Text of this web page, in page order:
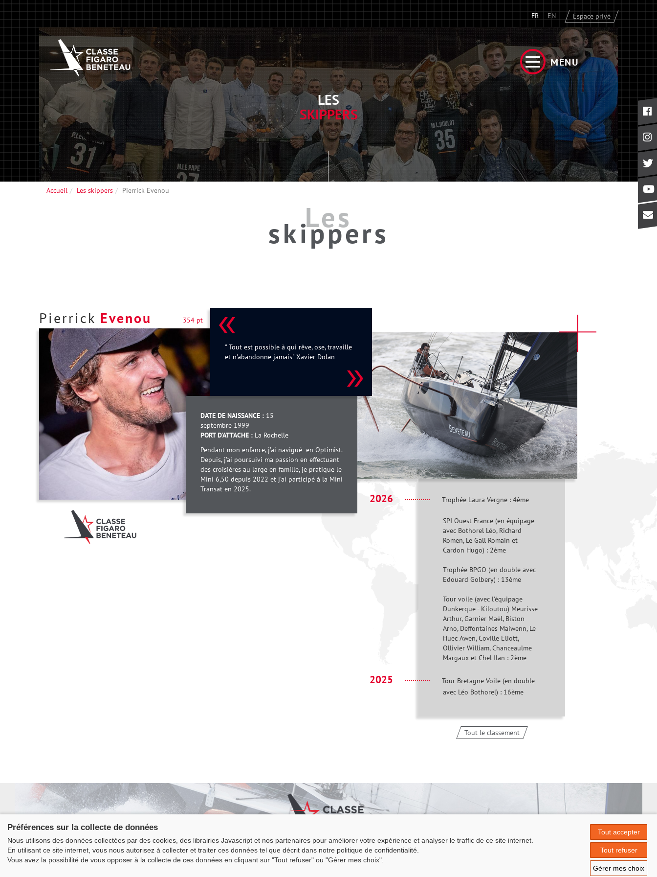
FR EN Espace privé
MENU
LES
SKIPPERS
Accueil Les skippers Pierrick Evenou
Les
skippers
Pierrick Evenou 354 pt
" Tout est possible à qui rêve, ose, travaille
et n'abandonne jamais" Xavier Dolan
DATE DE NAISSANCE : 15
septembre 1999
PORT D'ATTACHE : La Rochelle
Pendant mon enfance, j’ai navigué en Optimist.
Depuis, j’ai poursuivi ma passion en effectuant
des croisières au large en famille, je pratique le
Mini 6,50 depuis 2022 et j’ai participé à la Mini
Transat en 2025.
2026 Trophée Laura Vergne : 4ème
SPI Ouest France (en équipage
avec Bothorel Léo, Richard
Romen, Le Gall Romain et
Cardon Hugo) : 2ème
Trophée BPGO (en double avec
Edouard Golbery) : 13ème
Tour voile (avec l'équipage
Dunkerque - Kiloutou) Meurisse
Arthur, Garnier Maël, Biston
Arno, Deffontaines Maiwenn, Le
Huec Awen, Coville Eliott,
Ollivier William, Chanceaulme
Margaux et Chel Ilan : 2ème
2025
Tour Bretagne Voile (en double
avec Léo Bothorel) : 16ème
Tout le classement
Classe Figaro Beneteau - Maison des skippers - N°1 Terre-Plein du Sous-Marin Papin
La Base 56100 LORIENT - 06 11 73 13 35 - secretaire@classefigarobeneteau.fr
Préférences sur la collecte de données
Nous utilisons des données collectées par des cookies, des librairies Javascript et nos partenaires pour améliorer votre expérience et analyser le traffic de ce site internet.
En utilisant ce site internet, vous nous autorisez à collecter et traiter ces données tel que décrit dans notre politique de confidentialité.
Vous avez la possibilité de vous opposer à la collecte de ces données en cliquant sur "Tout refuser" ou "Gérer mes choix".
Tout accepter
Tout refuser
Gérer mes choix